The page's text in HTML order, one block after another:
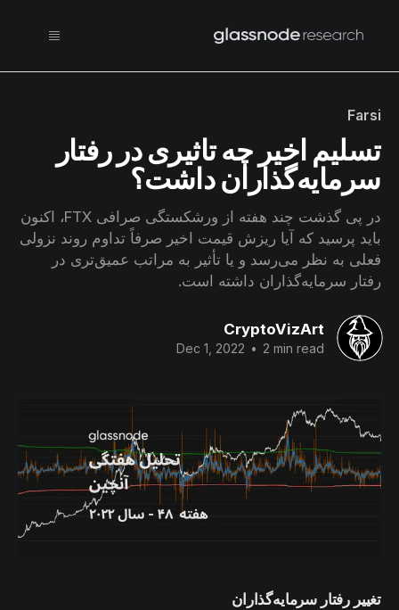
Farsi
تسلیم اخیر چه تاثیری در رفتار
سرمایه‌گذاران داشت؟
در پی گذشت چند هفته از ورشکستگی صرافی FTX، اکنون
باید پرسید که آیا ریزش قیمت اخیر صرفاً تداوم روند نزولی
فعلی به نظر می‌رسد و یا تأثیر به مراتب عمیق‌تری در
رفتار سرمایه‌گذاران داشته است.
CryptoVizArt
Dec 1, 2022 • 2 min read
تغییر رفتار سرمایه‌گذاران